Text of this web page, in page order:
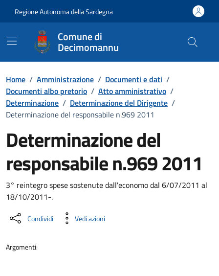
Regione Autonoma della Sardegna
Comune di
Decimomannu
Home / Amministrazione / Documenti e dati /
Documenti albo pretorio / Atto amministrativo /
Determinazione / Determinazione del Dirigente /
Determinazione del responsabile n.969 2011
Determinazione del
responsabile n.969 2011
Dettaglio del documento
3° reintegro spese sostenute dall'economo dal 6/07/2011 al
18/10/2011-.
Condividi Vedi azioni
Argomenti: